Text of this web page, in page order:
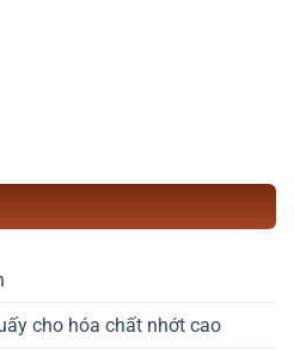
cho hóa chất nhớt cao